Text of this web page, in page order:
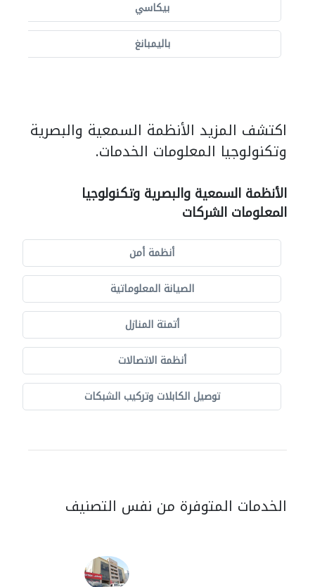
بيكاسي
باليمبانغ
اكتشف المزيد الأنظمة السمعية والبصرية
وتكنولوجيا المعلومات الخدمات.
الأنظمة السمعية والبصرية وتكنولوجيا
المعلومات الشركات
أنظمة أمن
الصيانة المعلوماتية
أتمتة المنازل
أنظمة الاتصالات
توصيل الكابلات وتركيب الشبكات
الخدمات المتوفرة من نفس التصنيف